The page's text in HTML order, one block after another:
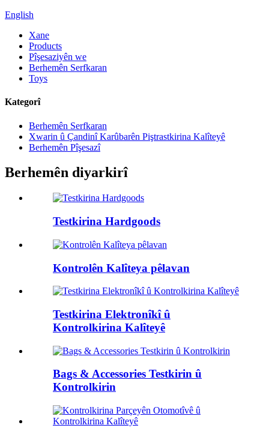
English
Xane
Products
Pîşesaziyên we
Berhemên Serfkaran
Toys
Kategorî
Berhemên Serfkaran
Xwarin û Çandinî Karûbarên Piştrastkirina Kalîteyê
Berhemên Pîşesazî
Berhemên diyarkirî
Testkirina Hardgoods
Kontrolên Kalîteya pêlavan
Testkirina Elektronîkî û
Kontrolkirina Kalîteyê
Bags & Accessories Testkirin û
Kontrolkirin